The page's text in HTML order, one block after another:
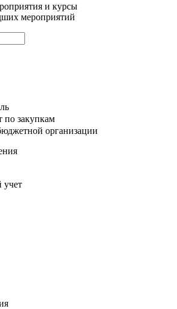
и курсы
мероприятий
по закупкам
организации